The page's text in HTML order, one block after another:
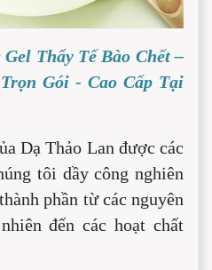
Thẩy Tế Bào Chết –
Gói - Cao Cấp Tại
Dạ Thảo Lan được các
tôi dầy công nghiên
phần từ các nguyên
đến các hoạt chất